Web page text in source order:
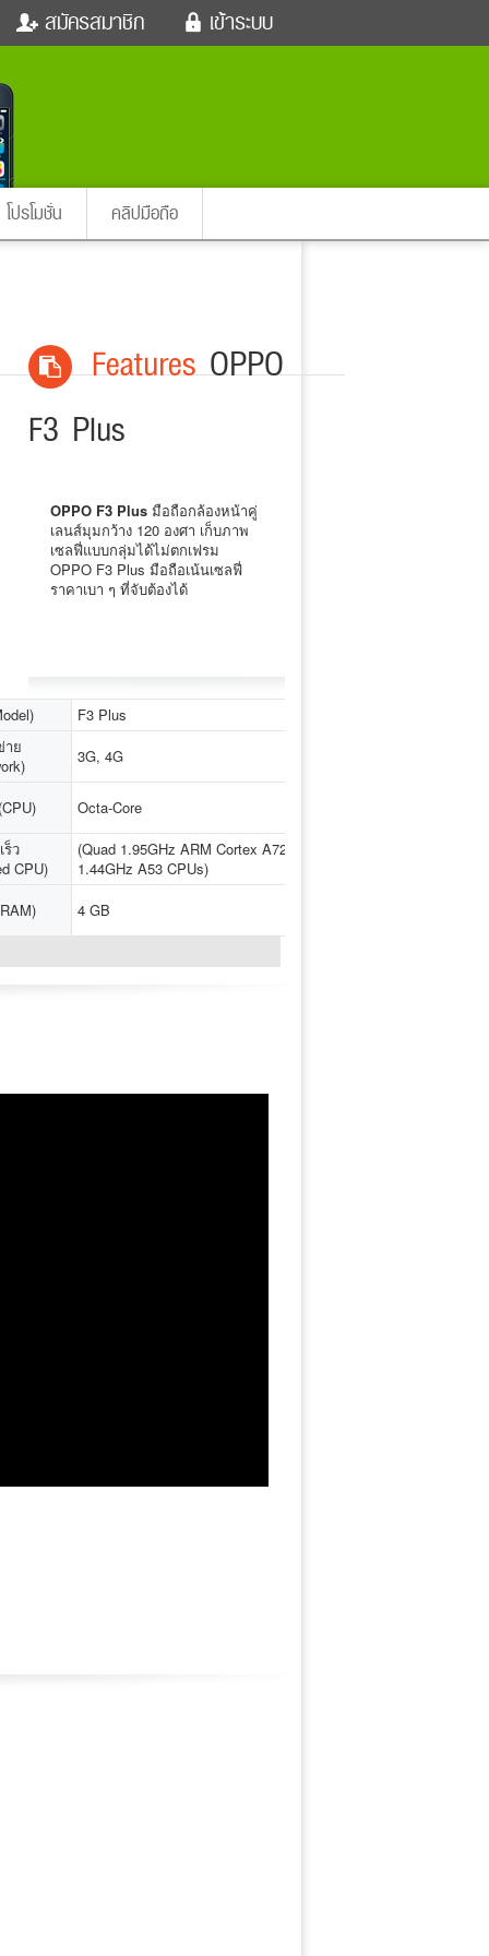
เข้าระบบ
สมัครสมาชิก
ตรวจหวย
instagram ดารา
อินสตาแกรม
Email
เข้าระบบด้วย Facebook
โปรโมชั่น คลิปมือถือ
FeaturesOPPO
F3 Plus
OPPO F3 Plus มือถือกล้องหน้าคู่
เลนส์มุมกว้าง 120 องศา เก็บภาพ
เซลฟี่แบบกลุ่มได้ไม่ตกเฟรม
OPPO F3 Plus มือถือเน้นเซลฟี่
ราคาเบา ๆ ที่จับต้องได้
F3 Plus
าย
3G, 4G
Octa-Core
ร็ว
CPU)
(Quad 1.95GHz ARM Cortex A72 + Quad
1.44GHz A53 CPUs)
4 GB